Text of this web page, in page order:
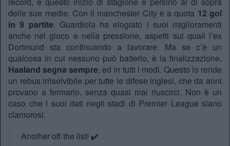
delle sue medie. Con il manchester City è a quota 12 gol
in 9 partite. Guardiola ha elogiato i suoi miglioramenti
anche nel gioco e nella pressione, aspetti sui quali l’ex
Dortmund sta continuando a lavorare. Ma se c’è un
qualcosa in cui nessuno può batterlo, è la finalizzazione.
Haaland segna sempre, ed in tutti i modi. Questo lo rende
un rebus irrisolvibile per tutte le difese inglesi, che da anni
provano a fermarlo, senza quasi mai riuscirci. Non è un
caso che i suoi dati negli stadi di Premier League siano
clamorosi.
Another off the list! ✔️